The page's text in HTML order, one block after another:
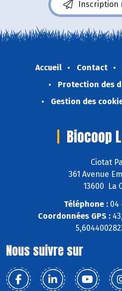
Inscription
Accueil Contact
Protection des
Gestion des
Biocoop
Ciotat
361 Avenue
13600 La
Téléphone : 04
Coordonnées GPS :
Nous suivre sur